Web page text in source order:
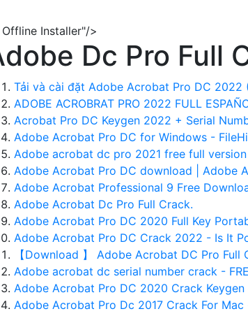
Offline Installer"/>
Dc Pro Full
Tải và cài đặt Adobe Acrobat Pro DC 2022
ADOBE ACROBRAT PRO 2022 FULL
Acrobat Pro DC Keygen 2022 + Serial
Adobe Acrobat Pro DC for Windows -
Adobe acrobat dc pro 2021 free full
Adobe Acrobat Pro DC download | Adobe
Adobe Acrobat Professional 9 Free
Adobe Acrobat Dc Pro Full Crack.
Adobe Acrobat Pro DC 2020 Full Key
Adobe Acrobat Pro DC Crack 2022 - Is It
【Download 】 Adobe Acrobat DC Pro
Adobe acrobat dc serial number crack -
Adobe Acrobat Pro DC 2020 Crack Keygen
Adobe Acrobat Pro Dc 2017 Crack For Mac